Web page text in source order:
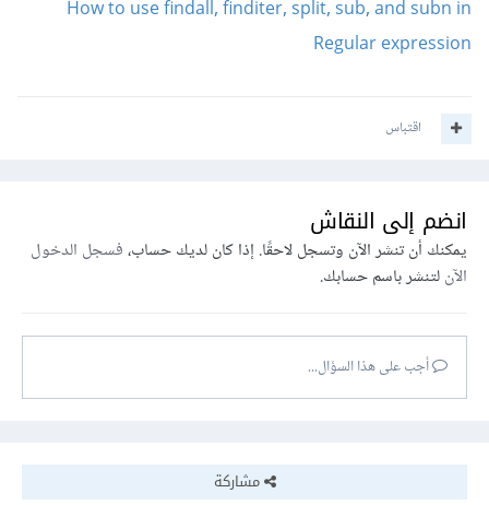
How to use findall, finditer, split, sub, and subn in
Regular expression
اقتباس
انضم إلى النقاش
يمكنك أن تنشر الآن وتسجل لاحقًا. إذا كان لديك حساب،فسجل الدخول
الآنلتنشر باسم حسابك.
أجب على هذا السؤال...
مشاركة